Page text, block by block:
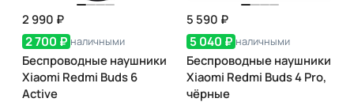
2 990 ₽
2 700 ₽ наличными
Беспроводные наушники
Xiaomi Redmi Buds 6
Active
5 590 ₽
5 040 ₽ наличными
Беспроводные наушники
Xiaomi Redmi Buds 4 Pro,
чёрные